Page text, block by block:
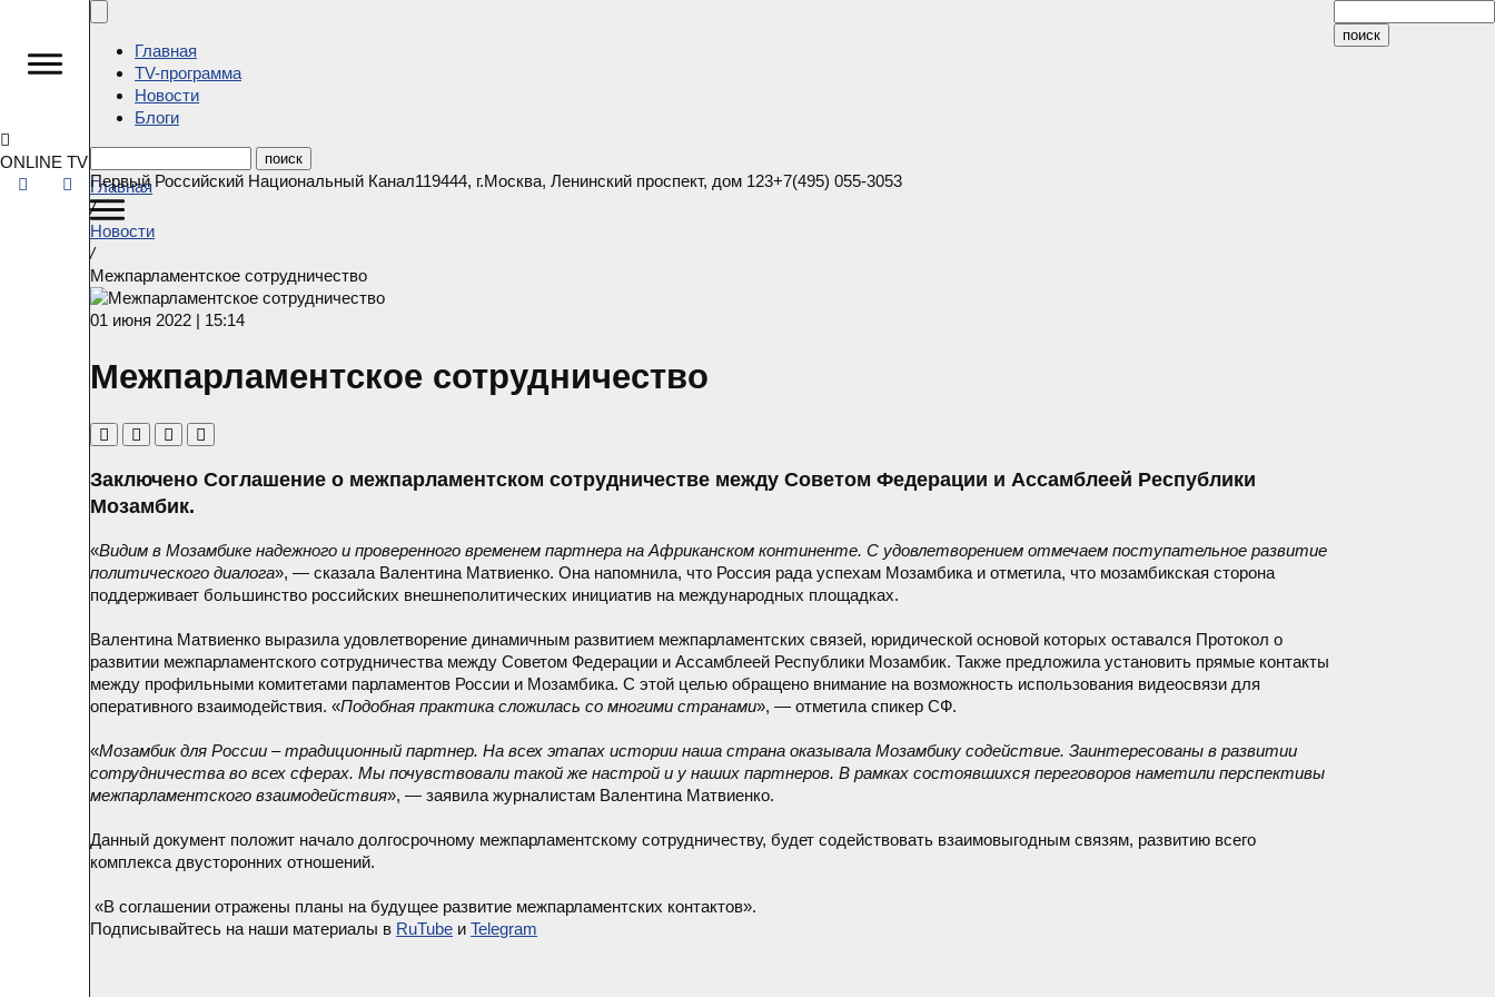
Главная
ТV-программа
Новости
Блоги
Первый Российский Национальный Канал119444, г.Москва,Ленинский проспект, дом 123+7(495) 055-3053
Главная
/
Новости
/
Межпарламентское сотрудничество
01 июня 2022 | 15:14
Межпарламентское сотрудничество
Заключено Соглашение о межпарламентском сотрудничестве между Советом Федерации и Ассамблеей Республики
Мозамбик.
«Видим в Мозамбике надежного и проверенного временем партнера на Африканском континенте. С удовлетворением отмечаем поступательное развитие
политического диалога», — сказала Валентина Матвиенко. Она напомнила, что Россия рада успехам Мозамбика и отметила, что мозамбикская сторона
поддерживает большинство российских внешнеполитических инициатив на международных площадках.
Валентина Матвиенко выразила удовлетворение динамичным развитием межпарламентских связей, юридической основой которых оставался Протокол о
развитии межпарламентского сотрудничества между Советом Федерации и Ассамблеей Республики Мозамбик. Также предложила установить прямые контакты
между профильными комитетами парламентов России и Мозамбика. С этой целью обращено внимание на возможность использования видеосвязи для
оперативного взаимодействия. «Подобная практика сложилась со многими странами», — отметила спикер СФ.
«Мозамбик для России – традиционный партнер. На всех этапах истории наша страна оказывала Мозамбику содействие. Заинтересованы в развитии
сотрудничества во всех сферах. Мы почувствовали такой же настрой и у наших партнеров. В рамках состоявшихся переговоров наметили перспективы
межпарламентского взаимодействия», — заявила журналистам Валентина Матвиенко.
Данный документ положит начало долгосрочному межпарламентскому сотрудничеству, будет содействовать взаимовыгодным связям, развитию всего
комплекса двусторонних отношений.
«В соглашении отражены планы на будущее развитие межпарламентских контактов».
Подписывайтесь на наши материалы в RuTube иTelegram
ONLINE TV